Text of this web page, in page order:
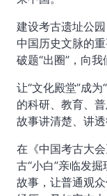
建设考古遗址公
中国历史文脉的
破题“出圈”，向我
让“文化殿堂”成
的科研、教育、
故事讲清楚、讲
在《中国考古大
古“小白”亲临发
故事，让普通观